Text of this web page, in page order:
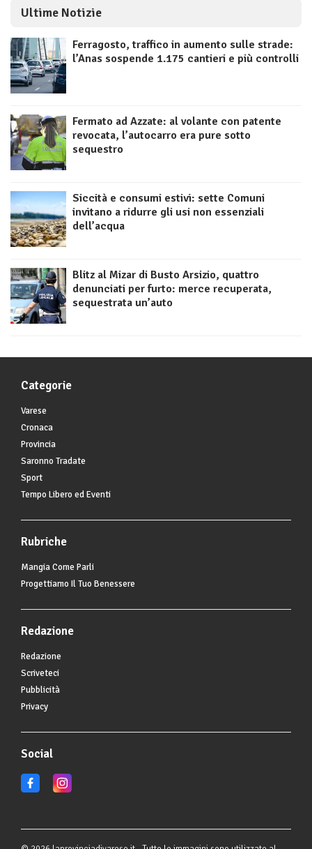
Ultime Notizie
Ferragosto, traffico in aumento sulle strade:
l’Anas sospende 1.175 cantieri e più controlli
Fermato ad Azzate: al volante con patente
revocata, l’autocarro era pure sotto
sequestro
Siccità e consumi estivi: sette Comuni
invitano a ridurre gli usi non essenziali
dell’acqua
Blitz al Mizar di Busto Arsizio, quattro
denunciati per furto: merce recuperata,
sequestrata un’auto
Categorie
Varese
Cronaca
Provincia
Saronno Tradate
Sport
Tempo Libero ed Eventi
Rubriche
Mangia Come Parli
Progettiamo Il Tuo Benessere
Redazione
Redazione
Scriveteci
Pubblicità
Privacy
Social